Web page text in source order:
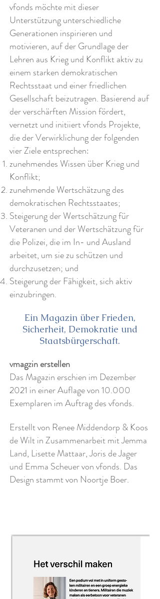
vfonds möchte mit dieser
Unterstützung unterschiedliche
Generationen inspirieren und
motivieren, auf der Grundlage der
Lehren aus Krieg und Konflikt aktiv zu
einem starken demokratischen
Rechtsstaat und einer friedlichen
Gesellschaft beizutragen. Basierend auf
der verschärften Mission fördert,
vernetzt und initiiert vfonds Projekte,
die der Verwirklichung der folgenden
vier Ziele entsprechen:
zunehmendes Wissen über Krieg und
Konflikt;
zunehmende Wertschätzung des
demokratischen Rechtsstaates;
Steigerung der Wertschätzung für
Veteranen und der Wertschätzung für
die Polizei, die im In- und Ausland
arbeitet, um sie zu schützen und
durchzusetzen; und
Steigerung der Fähigkeit, sich aktiv
einzubringen.
Ein Magazin über Frieden,
Sicherheit, Demokratie und
Staatsbürgerschaft.
vmagzin erstellen
Das Magazin erschien im Dezember
2021 in einer Auflage von 10.000
Exemplaren im Auftrag des vfonds.
Erstellt von Renee Middendorp & Koos
de Wilt in Zusammenarbeit mit Jemma
Land, Lisette Mattaar, Joris de Jager
und Emma Scheuer von vfonds. Das
Design stammt von Noortje Boer.